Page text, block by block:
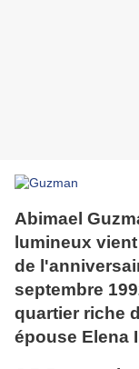
Abimael
lumineux
de
septembre
quartier riche
épouse Elena